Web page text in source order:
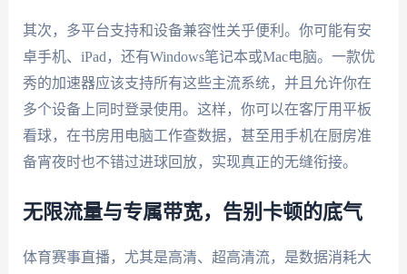
其次，多平台支持和设备兼容性关乎便利。你可能有安
卓手机、iPad，还有Windows笔记本或Mac电脑。一款优
秀的加速器应该支持所有这些主流系统，并且允许你在
多个设备上同时登录使用。这样，你可以在客厅用平板
看球，在书房用电脑工作查数据，甚至用手机在厨房准
备宵夜时也不错过进球回放，实现真正的无缝衔接。
无限流量与专属带宽，告别卡顿的底气
体育赛事直播，尤其是高清、超高清流，是数据消耗大